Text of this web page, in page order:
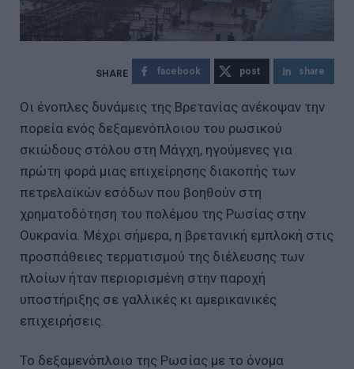
facebook post share
Οι ένοπλες δυνάμεις της Βρετανίας ανέκοψαν την
πορεία ενός δεξαμενόπλοιου του ρωσικού
σκιώδους στόλου στη Μάγχη, ηγούμενες για
πρώτη φορά μιας επιχείρησης διακοπής των
πετρελαϊκών εσόδων που βοηθούν στη
χρηματοδότηση του πολέμου της Ρωσίας στην
Ουκρανία. Μέχρι σήμερα, η βρετανική εμπλοκή στις
προσπάθειες τερματισμού της διέλευσης των
πλοίων ήταν περιορισμένη στην παροχή
υποστήριξης σε γαλλικές κι αμερικανικές
επιχειρήσεις.
Το δεξαμενόπλοιο της Ρωσίας με το όνομα